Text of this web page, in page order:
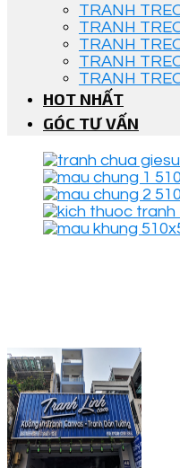
TRANH
TRANH
TRANH
TRANH
TRANH
HOT NHẤT
GÓC TƯ VẤN